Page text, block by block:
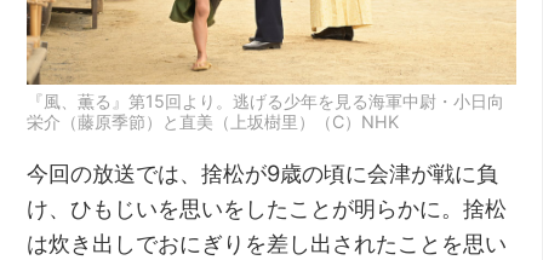
『風、薫る』第15回より。逃げる少年を見る海軍中尉・小日向
栄介（藤原季節）と直美（上坂樹里）（C）NHK
今回の放送では、捨松が9歳の頃に会津が戦に負
け、ひもじいを思いをしたことが明らかに。捨松
は炊き出しでおにぎりを差し出されたことを思い